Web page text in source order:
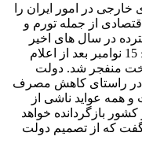
در امور ایران را
از جمله تورم و
در سال های اخیر
بمب ساعتی را خلق کرده بود که در تاریخ 15 نوامبر بعد از اعلام
منفجر شد. دولت
در راستای کاهش مصرف
همه عواید ناشی از
درآمد در کشور بازگردانده خواهد
که از تصمیم دولت